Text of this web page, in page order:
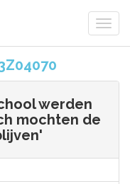
werden
mochten de